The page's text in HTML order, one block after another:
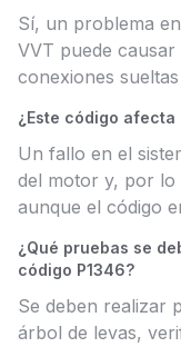
Sí, un problema
VVT puede
conexiones
¿Este código
Un fallo en el
del motor y, por lo
aunque el código
¿Qué pruebas se
código P1346?
Se deben realizar
árbol de levas,